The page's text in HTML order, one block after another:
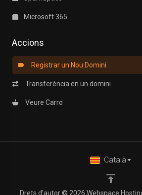
Microsoft 365
Accions
Registrar un Nou Domini
Transferència en un domini
Veure Carro
Drets d'autor © 2026 Webspace
Català